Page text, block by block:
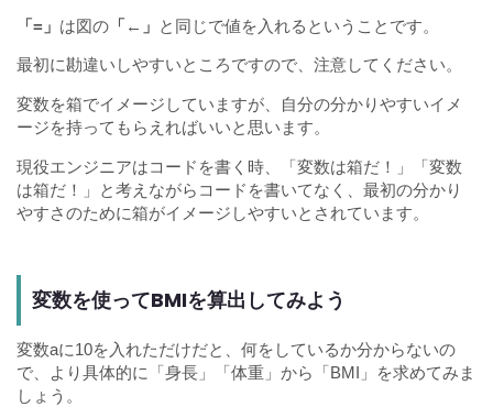
「=」 は図の「←」 と同じで値を入れるということです。
最初に勘違いしやすいところですので、注意してください。
変数を箱でイメージしていますが、自分の分かりやすいイメ
ージを持ってもらえればいいと思います。
現役エンジニアはコードを書く時、「変数は箱だ！」「変数
は箱だ！」と考えながらコードを書いてなく、最初の分かり
やすさのために箱がイメージしやすいとされています。
変数を使ってBMIを算出してみよう
変数aに10を入れただけだと、何をしているか分からないの
で、より具体的に「身長」「体重」から「BMI」を求めてみま
しょう。